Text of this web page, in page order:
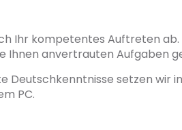
Ihr kompetentes Auftreten ab.
anvertrauten Aufgaben
Deutschkenntnisse setzen wir
PC.